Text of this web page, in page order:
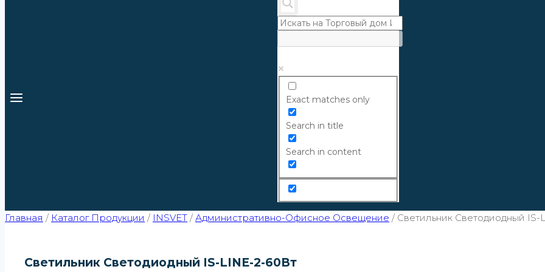
Exact matches only
Search in title
Search in content
Главная / Каталог Продукции / INSVET / Административно-Офисное Освещение / Светильник Светодиодный IS-
Светильник Светодиодный IS-LINE-2-60Вт